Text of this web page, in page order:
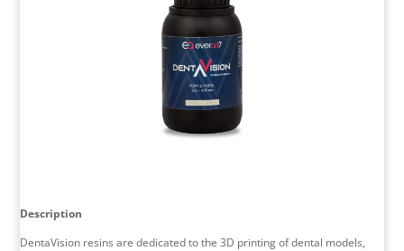
Description
DentaVision resins are dedicated to the 3D printing of dental models,